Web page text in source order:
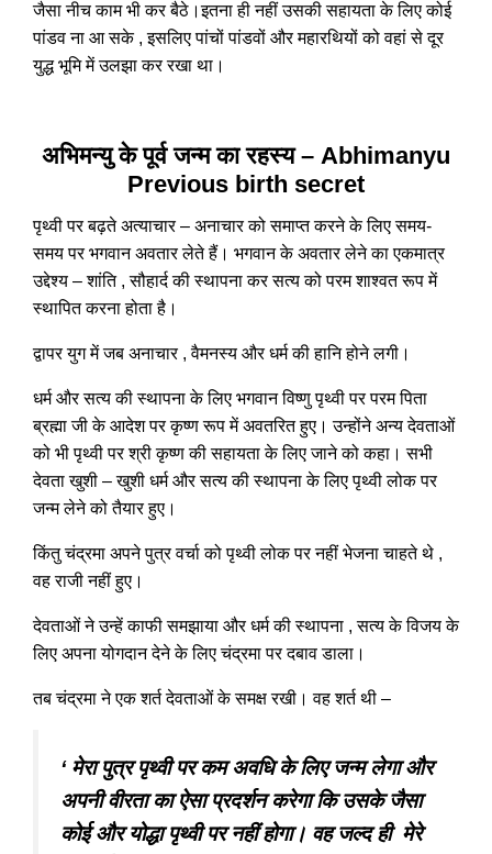
जैसा नीच काम भी कर बैठे।इतना ही नहीं उसकी सहायता के लिए कोई
पांडव ना आ सके , इसलिए पांचों पांडवों और महारथियों को वहां से दूर
युद्ध भूमि में उलझा कर रखा था।
अभिमन्यु के पूर्व जन्म का रहस्य – Abhimanyu
Previous birth secret
पृथ्वी पर बढ़ते अत्याचार – अनाचार को समाप्त करने के लिए समय-
समय पर भगवान अवतार लेते हैं। भगवान के अवतार लेने का एकमात्र
उद्देश्य – शांति , सौहार्द की स्थापना कर सत्य को परम शाश्वत रूप में
स्थापित करना होता है।
द्वापर युग में जब अनाचार , वैमनस्य और धर्म की हानि होने लगी।
धर्म और सत्य की स्थापना के लिए भगवान विष्णु पृथ्वी पर परम पिता
ब्रह्मा जी के आदेश पर कृष्ण रूप में अवतरित हुए। उन्होंने अन्य देवताओं
को भी पृथ्वी पर श्री कृष्ण की सहायता के लिए जाने को कहा। सभी
देवता खुशी – खुशी धर्म और सत्य की स्थापना के लिए पृथ्वी लोक पर
जन्म लेने को तैयार हुए।
किंतु चंद्रमा अपने पुत्र वर्चा को पृथ्वी लोक पर नहीं भेजना चाहते थे ,
वह राजी नहीं हुए।
देवताओं ने उन्हें काफी समझाया और धर्म की स्थापना , सत्य के विजय के
लिए अपना योगदान देने के लिए चंद्रमा पर दबाव डाला।
तब चंद्रमा ने एक शर्त देवताओं के समक्ष रखी। वह शर्त थी –
‘ मेरा पुत्र पृथ्वी पर कम अवधि के लिए जन्म लेगा और
अपनी वीरता का ऐसा प्रदर्शन करेगा कि उसके जैसा
कोई और योद्धा पृथ्वी पर नहीं होगा। वह जल्द ही मेरे